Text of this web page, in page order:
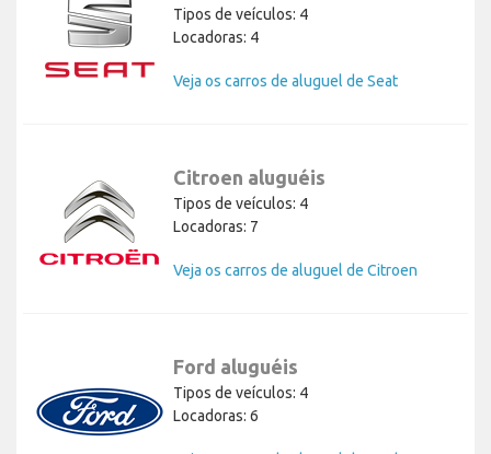
Tipos de veículos: 4
Locadoras: 4
Veja os carros de aluguel de Seat
Citroen aluguéis
Tipos de veículos: 4
Locadoras: 7
Veja os carros de aluguel de Citroen
Ford aluguéis
Tipos de veículos: 4
Locadoras: 6